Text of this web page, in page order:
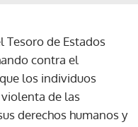
Tesoro de Estados
contra el
los individuos
de las
derechos humanos y